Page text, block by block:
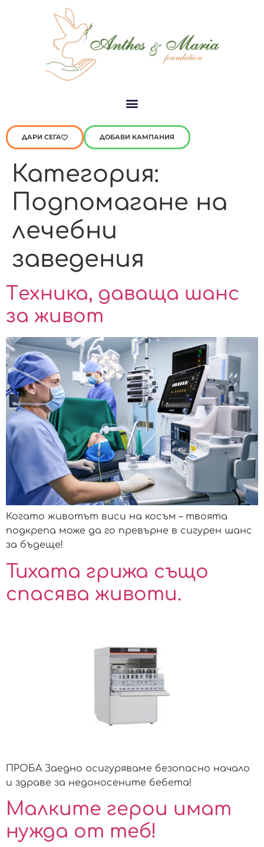
ДАРИ СЕГА ДОБАВИ КАМПАНИЯ
Категория:
Подпомагане на
лечебни
заведения
Tехника, даваща шанс
за живот
Когато животът виси на косъм – твоята
подкрепа може да го превърне в сигурен шанс
за бъдеще!
Тихата грижа също
спасява животи.
ПРОБА Заедно осигуряваме безопасно начало
и здраве за недоносените бебета!
Малките герои имат
нужда от теб!